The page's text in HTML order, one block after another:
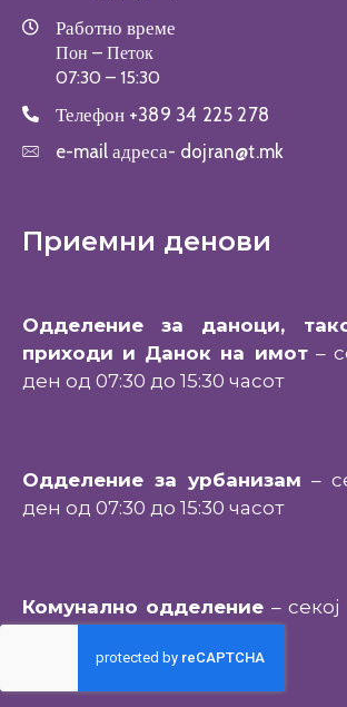
Работно време
Пон – Петок
07:30 – 15:30
Телефон +389 34 225 278
e-mail адреса- dojran@t.mk
Приемни денови
Одделение за даноци,
приходи и Данок на имот–
ден од 07:30 до 15:30 часот
Одделение за урбанизам –
ден од 07:30 до 15:30 часот
Комунално одделение –